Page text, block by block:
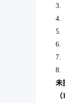
3.
4.
5.
6.
7.
8.
未